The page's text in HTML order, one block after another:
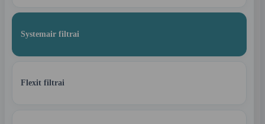
Systemair filtrai
Flexit filtrai